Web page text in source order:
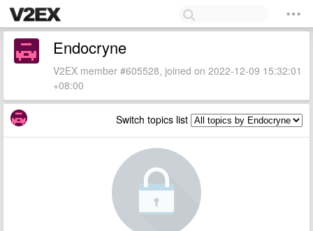
Endocryne
V2EX member #605528, joined on 2022-12-09 15:32:01
+08:00
Switch topics list